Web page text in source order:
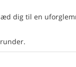
dig til en